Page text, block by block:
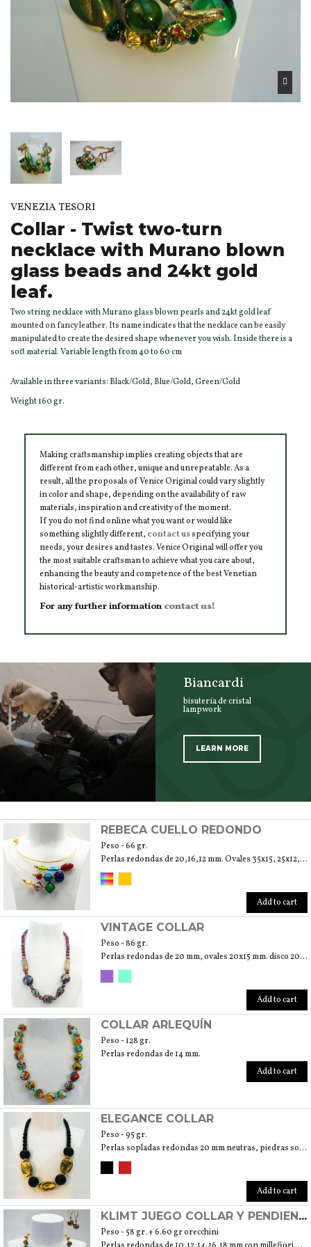
VENEZIA TESORI
Collar - Twist two-turn
necklace with Murano blown
glass beads and 24kt gold
leaf.
Two string necklace with Murano glass blown pearls and 24kt gold leaf
mounted on fancy leather. Its name indicates that the necklace can be easily
manipulated to create the desired shape whenever you wish. Inside there is a
soft material. Variable length from 40 to 60 cm
Available in three variants: Black/Gold, Blue/Gold, Green/Gold
Weight 160 gr.
Making craftsmanship implies creating objects that are
different from each other, unique and unrepeatable. As a
result, all the proposals of Venice Original could vary slightly
in color and shape, depending on the availability of raw
materials, inspiration and creativity of the moment.
If you do not find online what you want or would like
something slightly different, contact usspecifying your
needs, your desires and tastes. Venice Original will offer you
the most suitable craftsman to achieve what you care about,
enhancing the beauty and competence of the best Venetian
historical-artistic workmanship.
For any further information contact us!
Biancardi
bisutería de cristal
lampwork
LEARN MORE
REBECA CUELLO REDONDO
Peso - 66 gr.
Perlas redondas de 20,16,12 mm. Ovales 35x15, 25x12,15x10 mm. Bicones 25,20,15 mm
Add to cart
VINTAGE COLLAR
Peso - 86 gr.
Perlas redondas de 20 mm, ovales 20x15 mm. disco 20 mm, gota 25x15 mm, cilindro 25x12 mm
Add to cart
COLLAR ARLEQUÍN
Peso - 128 gr.
Perlas redondas de 14 mm.
Add to cart
ELEGANCE COLLAR
Peso - 95 gr.
Perlas sopladas redondas 20 mm neutras, piedras sopladas 30 mm pan de oro 24Kt. Redondas llenas transparentes mm10
Add to cart
KLIMT JUEGO COLLAR Y PENDIENTES
Peso - 58 gr. + 6.60 gr orecchini